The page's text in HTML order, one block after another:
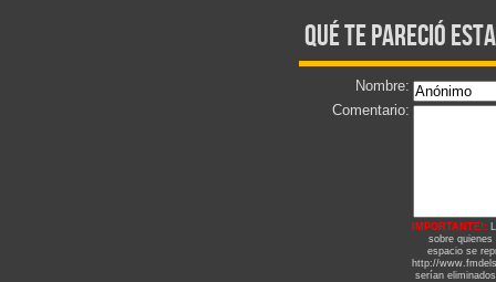
qué te pareció
Nombre:
Comentario:
IMPORTANTE!:
sobre
espacio se
http://
serían